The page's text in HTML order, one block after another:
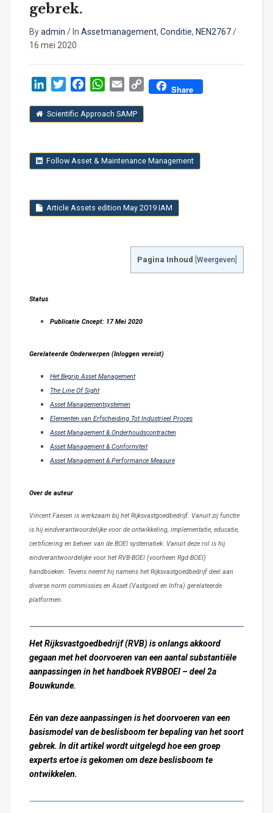
gebrek.
Byadmin / In Assetmanagement, Conditie, NEN2767/
16 mei 2020
LinkedInTwitterFacebookWhatsApp
Email
Copy Share
Scientific Approach SAMP
Follow Asset & Maintenance Management
Article Assets edition May 2019 IAM
Pagina Inhoud [Weergeven
Status
Publicatie Cncept: 17 Mei 2020
Gerelateerde Onderwerpen (Inloggen vereist)
Het Begrip Asset Management
The Line Of Sight
Asset Managementsystemen
Elementen van Erfscheiding Tot Industrieel Proces
Asset Management & Onderhoudscontracten
Asset Management & Conformiteit
Asset Management & Performance Measure
Over de auteur
Vincent Faesen is werkzaam bij het Rijksvastgoedbedrijf. Vanuit zij functie
is hij eindverantwoordelijke voor de ontwikkeling, implementatie, educatie,
certificering en beheer van de BOEI systematiek. Vanuit deze rol is hij
eindverantwoordelijke voor het RVB-BOEI (voorheen Rgd-BOEI)
handboeken. Tevens neemt hij namens het Rijksvastgoedbedrijf deel aan
diverse norm commissies en Asset (Vastgoed en Infra) gerelateerde
platformen.
Het Rijksvastgoedbedrijf (RVB) is onlangs akkoord
gegaan met het doorvoeren van een aantal substantiële
aanpassingen in het handboek RVBBOEI – deel 2a
Bouwkunde.
Eén van deze aanpassingen is het doorvoeren van een
basismodel van de beslisboom ter bepaling van het soort
gebrek. In dit artikel wordt uitgelegd hoe een groep
experts ertoe is gekomen om deze beslisboom te
ontwikkelen.